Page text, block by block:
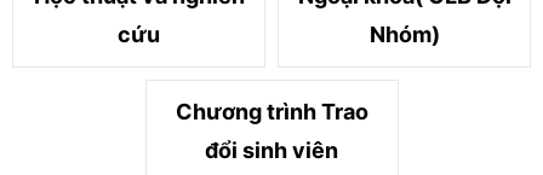
cứu
Nhóm)
Chương trình Trao
đổi sinh viên